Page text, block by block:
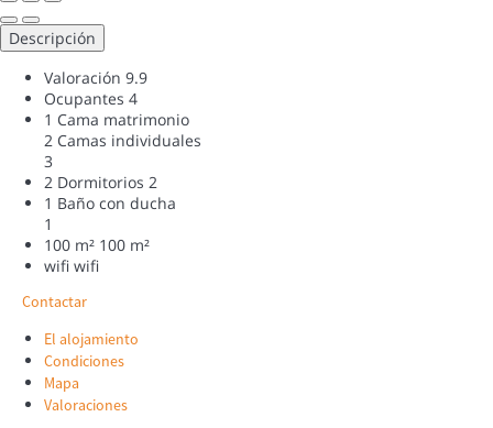
Descripción
Valoración 9.9
Ocupantes 4
1 Cama matrimonio
2 Camas individuales
3
2 Dormitorios 2
1 Baño con ducha
1
100 m² 100 m²
wifi wifi
Contactar
El alojamiento
Condiciones
Mapa
Valoraciones